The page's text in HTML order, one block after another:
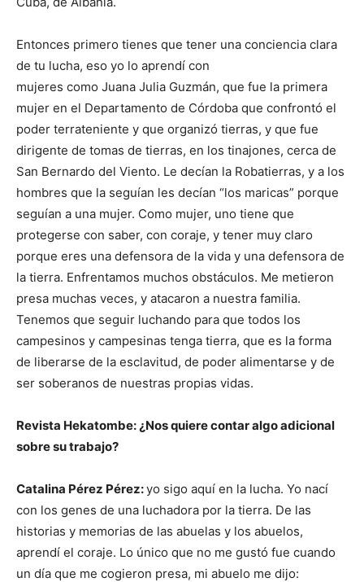
Entonces primero tienes que tener una conciencia clara
de tu lucha, eso yo lo aprendí con
mujeres como Juana Julia Guzmán, que fue la primera
mujer en el Departamento de Córdoba que confrontó el
poder terrateniente y que organizó tierras, y que fue
dirigente de tomas de tierras, en los tinajones, cerca de
San Bernardo del Viento. Le decían la Robatierras, y a los
hombres que la seguían les decían “los maricas” porque
seguían a una mujer. Como mujer, uno tiene que
protegerse con saber, con coraje, y tener muy claro
porque eres una defensora de la vida y una defensora de
la tierra. Enfrentamos muchos obstáculos. Me metieron
presa muchas veces, y atacaron a nuestra familia.
Tenemos que seguir luchando para que todos los
campesinos y campesinas tenga tierra, que es la forma
de liberarse de la esclavitud, de poder alimentarse y de
ser soberanos de nuestras propias vidas.
Revista Hekatombe: ¿Nos quiere contar algo adicional
sobre su trabajo?
Catalina Pérez Pérez:yo sigo aquí en la lucha. Yo nací
con los genes de una luchadora por la tierra. De las
historias y memorias de las abuelas y los abuelos,
aprendí el coraje. Lo único que no me gustó fue cuando
un día que me cogieron presa, mi abuelo me dijo: